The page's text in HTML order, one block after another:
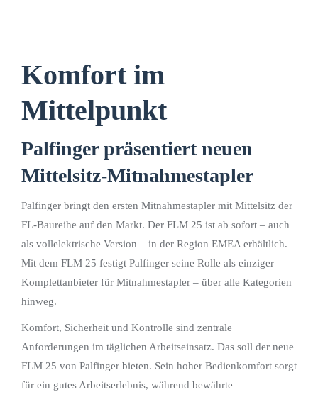
Komfort im
Mittelpunkt
Palfinger präsentiert neuen
Mittelsitz-Mitnahmestapler
Palfinger bringt den ersten Mitnahmestapler mit Mittelsitz der
FL-Baureihe auf den Markt. Der FLM 25 ist ab sofort – auch
als vollelektrische Version – in der Region EMEA erhältlich.
Mit dem FLM 25 festigt Palfinger seine Rolle als einziger
Komplettanbieter für Mitnahmestapler – über alle Kategorien
hinweg.
Komfort, Sicherheit und Kontrolle sind zentrale
Anforderungen im täglichen Arbeitseinsatz. Das soll der neue
FLM 25 von Palfinger bieten. Sein hoher Bedienkomfort sorgt
für ein gutes Arbeitserlebnis, während bewährte